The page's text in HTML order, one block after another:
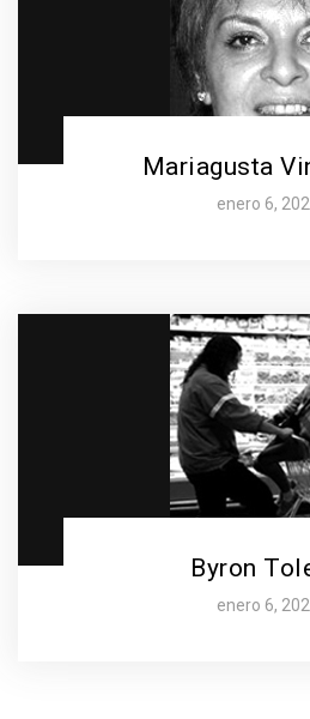
Mariagusta
enero 6,
Byron
enero 6,